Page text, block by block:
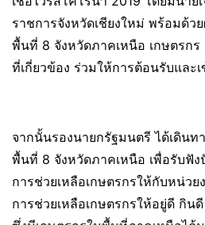
ราชการจังหวัดเชียงใหม่ พร้อมด้ว
พื้นที่ 8 จังหวัดภาคเหนือ เกษตรก
ที่เกี่ยวข้อง ร่วมให้การต้อนรับและ
จากนั้นรองนายกรัฐมนตรี ได้เดินท
พื้นที่ 8 จังหวัดภาคเหนือ เพื่อรับฟั
การช่วยเหลือเกษตรกรให้กับหน่วย
การช่วยเหลือเกษตรกรให้อยู่ดี กิน